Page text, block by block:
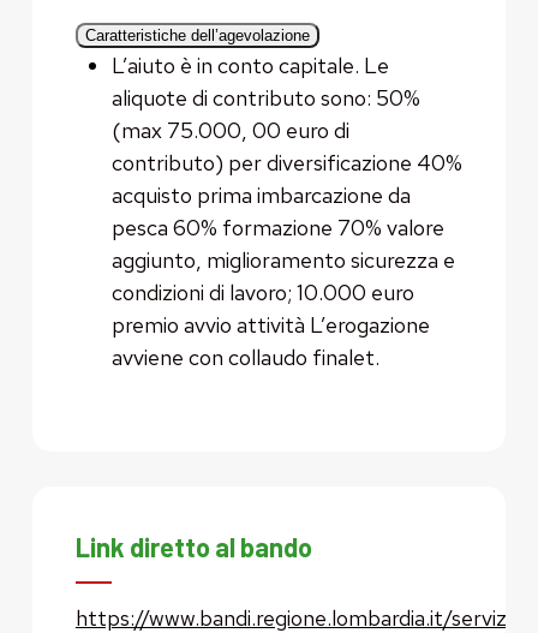
Caratteristiche dell’agevolazione
L’aiuto è in conto capitale. Le
aliquote di contributo sono: 50%
(max 75.000, 00 euro di
contributo) per diversificazione 40%
acquisto prima imbarcazione da
pesca 60% formazione 70% valore
aggiunto, miglioramento sicurezza e
condizioni di lavoro; 10.000 euro
premio avvio attività L’erogazione
avviene con collaudo finalet.
Link diretto al bando
https://www.bandi.regione.lombardia.it/servizi/